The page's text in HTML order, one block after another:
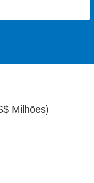
Milhões)